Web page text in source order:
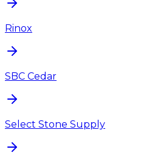
Rinox
SBC Cedar
Select Stone Supply